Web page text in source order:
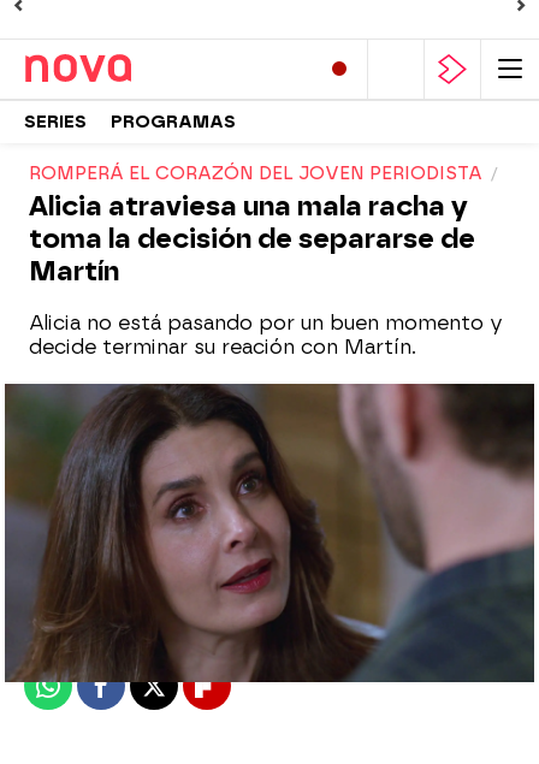
SERIES PROGRAMAS
ROMPERÁ EL CORAZÓN DEL JOVEN PERIODISTA
Alicia atraviesa una mala racha y
toma la decisión de separarse de
Martín
Alicia no está pasando por un buen momento y
decide terminar su reación con Martín.
Nova
Publicado: 19 de septiembre de 2024, 21:34
WhatsappFacebook
X Flipboard